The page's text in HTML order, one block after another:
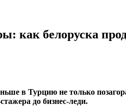
как белоруска
в Турцию не только
до бизнес-леди.